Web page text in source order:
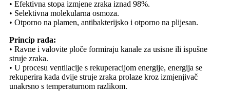
• Efektivna stopa izmjene zraka iznad 98%.
• Selektivna molekularna osmoza.
• Otporno na plamen, antibakterijsko i otporno na plijesan.
Princip rada:
• Ravne i valovite ploče formiraju kanale za usisne ili ispušne
struje zraka.
• U procesu ventilacije s rekuperacijom energije, energija se
rekuperira kada dvije struje zraka prolaze kroz izmjenjivač
unakrsno s temperaturnom razlikom.